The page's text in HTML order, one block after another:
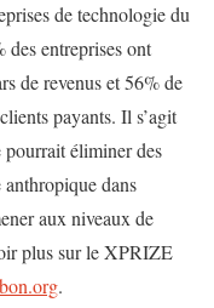
de technologie du
des entreprises ont
de revenus et 56% de
payants. Il s’agit
pourrait éliminer des
dans
aux niveaux de
plus sur le XPRIZE
.